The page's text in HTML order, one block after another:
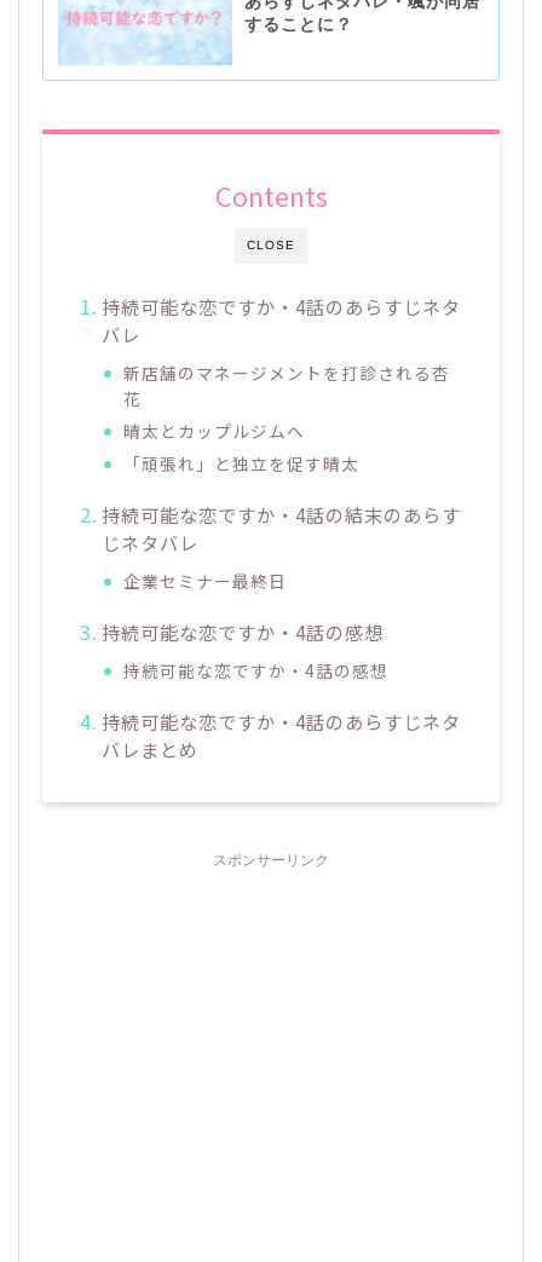
することに？
CLOSE
Contents
持続可能な恋ですか・4話のあらすじネタ
バレ
新店舗のマネージメントを打診される杏
花
晴太とカップルジムへ
「頑張れ」と独立を促す晴太
持続可能な恋ですか・4話の結末のあらす
じネタバレ
企業セミナー最終日
持続可能な恋ですか・4話の感想
持続可能な恋ですか・4話の感想
持続可能な恋ですか・4話のあらすじネタ
バレまとめ
スポンサーリンク